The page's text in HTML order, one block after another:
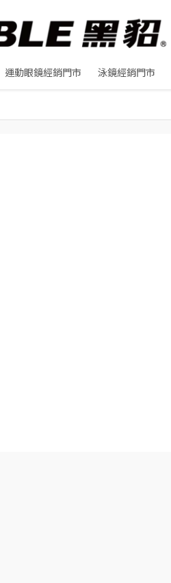
運動眼鏡經銷門市 泳鏡經銷門市